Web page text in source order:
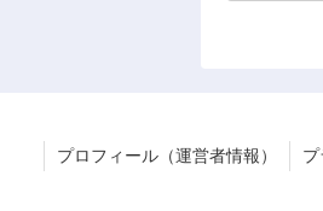
プロフィール（運営者情報）